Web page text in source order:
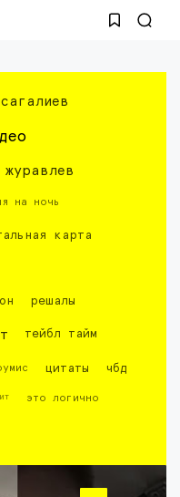
журавлев
на ночь
карта
решалы
тейбл тайм
цитаты чбд
это логично